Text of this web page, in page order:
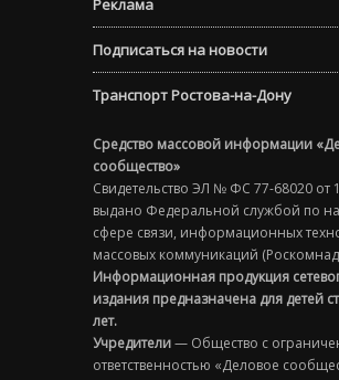
Реклама
Подписаться на новости
Транспорт Ростова-на-Дону
Средство массовой информации
сообщество»
Свидетельство ЭЛ № ФС 77-68020 от
выдано Федеральной службой по
сфере связи, информационных
массовых коммуникаций
Информационная продукция
издания предназначена для детей
лет.
Учредители— Общество с
ответственностью «Деловое